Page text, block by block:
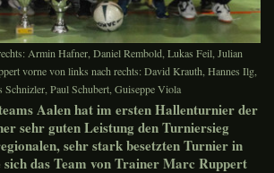
Armin Hafner, Daniel Rembold, Lukas Feil, Julian
vorne von links nach rechts: David Krauth, Hannes Ilg,
Schnizler, Paul Schubert, Guiseppe Viola
Aalen hat im ersten Hallenturnier der
sehr guten Leistung den Turniersieg
sehr stark besetzten Turnier in
sich das Team von Trainer Marc Ruppert